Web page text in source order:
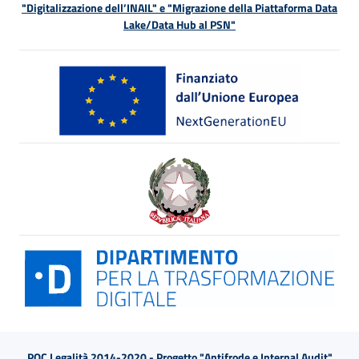
"Digitalizzazione dell’INAIL" e "Migrazione della Piattaforma Data
Lake/Data Hub al PSN"